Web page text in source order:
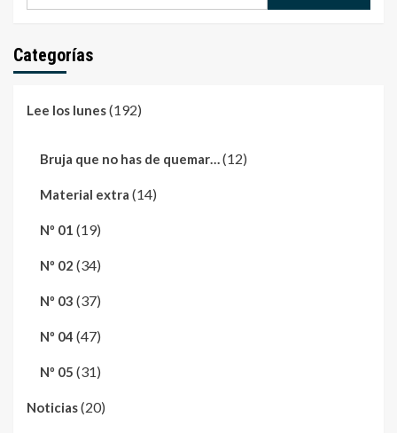
Categorías
Lee los lunes(192)
Bruja que no has de quemar…(12)
Material extra (14)
Nº 01 (19)
Nº 02 (34)
Nº 03 (37)
Nº 04 (47)
Nº 05 (31)
Noticias(20)